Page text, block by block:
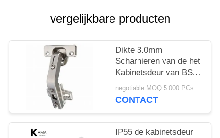
vergelijkbare producten
Dikte 3.0mm
Scharnieren van de het
Kabinetsdeur van BSN
de Stille SUS304
negotiable MOQ:5.000 PCs
CONTACT
IP55 de kabinetsdeur